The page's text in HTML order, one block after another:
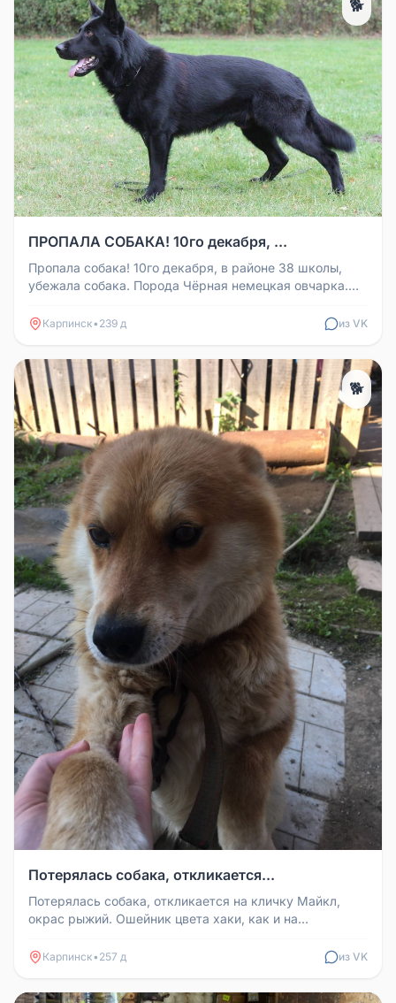
🐕
ПРОПАЛА СОБАКА! 10го декабря, ...
Пропала собака! 10го декабря, в районе 38 школы,
убежала собака. Порода Чёрная немецкая овчарка.
Карпинск• 239 д из VK
🐕
Потерялась собака, откликается...
Потерялась собака, откликается на кличку Майкл,
окрас рыжий. Ошейник цвета хаки, как и на
Карпинск• 257 д из VK